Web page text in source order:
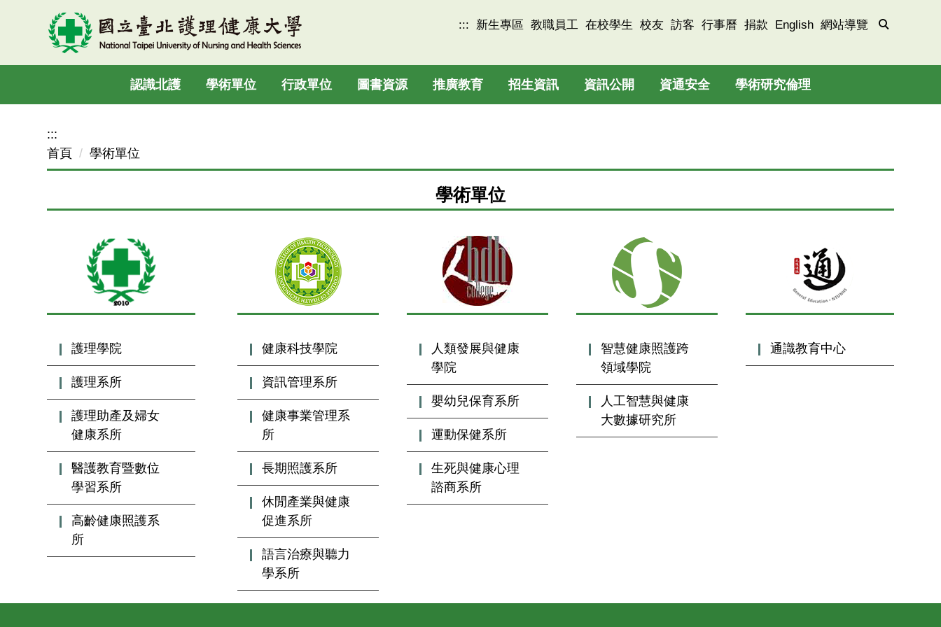
要
容
認識北護 學術單位 行政單位 圖書資源 推廣教育 招生資訊 資訊公開 資通安全 學術研究倫理
::: 新生專區 教職員工 在校學生 校友 訪客 行事曆 捐款 English 網站導覽
:::
首頁
學術單位
學術單位
護理學院
護理系所
護理助產及婦女
健康系所
醫護教育暨數位
學習系所
高齡健康照護系
所
健康科技學院
資訊管理系所
健康事業管理系
所
長期照護系所
休閒產業與健康
促進系所
語言治療與聽力
學系所
人類發展與健康
學院
嬰幼兒保育系所
運動保健系所
生死與健康心理
諮商系所
智慧健康照護跨
領域學院
人工智慧與健康
大數據研究所
通識教育中心